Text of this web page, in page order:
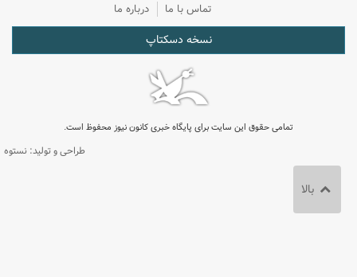
تماس با ما درباره ما
نسخه دسکتاپ
تمامی حقوق این سایت برای پایگاه خبری کانون نیوز محفوظ است.
طراحی و تولید: نستوه
بالا